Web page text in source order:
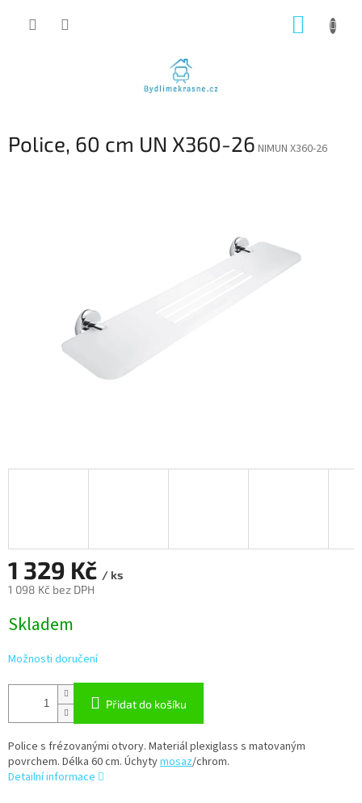
Police, 60 cm UN X360-26 NIMUN X360-26
1 329 Kč / ks
1 098 Kč bez DPH
cena:
Skladem
Možnosti doručení
Přidat do košíku
Police s frézovanými otvory. Materiál plexiglass s matovaným
povrchem. Délka 60 cm. Úchytymosaz/chrom.
Detailní informace